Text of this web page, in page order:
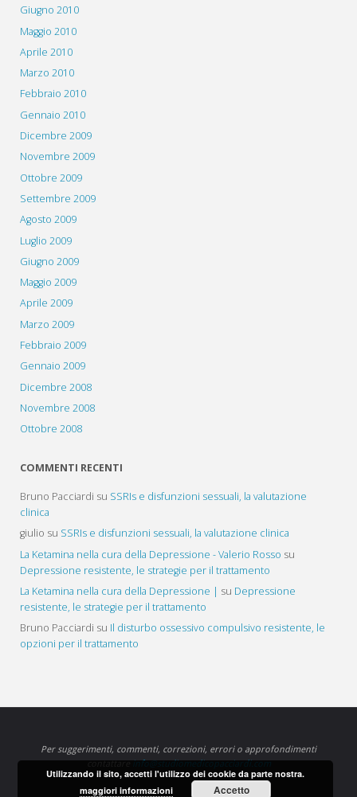
Giugno 2010
Maggio 2010
Aprile 2010
Marzo 2010
Febbraio 2010
Gennaio 2010
Dicembre 2009
Novembre 2009
Ottobre 2009
Settembre 2009
Agosto 2009
Luglio 2009
Giugno 2009
Maggio 2009
Aprile 2009
Marzo 2009
Febbraio 2009
Gennaio 2009
Dicembre 2008
Novembre 2008
Ottobre 2008
COMMENTI RECENTI
Bruno Pacciardi su SSRIs e disfunzioni sessuali, la valutazione
clinica
giulio su SSRIs e disfunzioni sessuali, la valutazione clinica
La Ketamina nella cura della Depressione - Valerio Rosso su
Depressione resistente, le strategie per il trattamento
La Ketamina nella cura della Depressione | su Depressione
resistente, le strategie per il trattamento
Bruno Pacciardi su Il disturbo ossessivo compulsivo resistente, le
opzioni per il trattamento
Per suggerimenti, commenti, correzioni, errori o approfondimenti
contattareinfo@studiomedicopacciardi.com
Utilizzando il sito, accetti l'utilizzo dei cookie da parte nostra.
maggiori informazioni
Accetto